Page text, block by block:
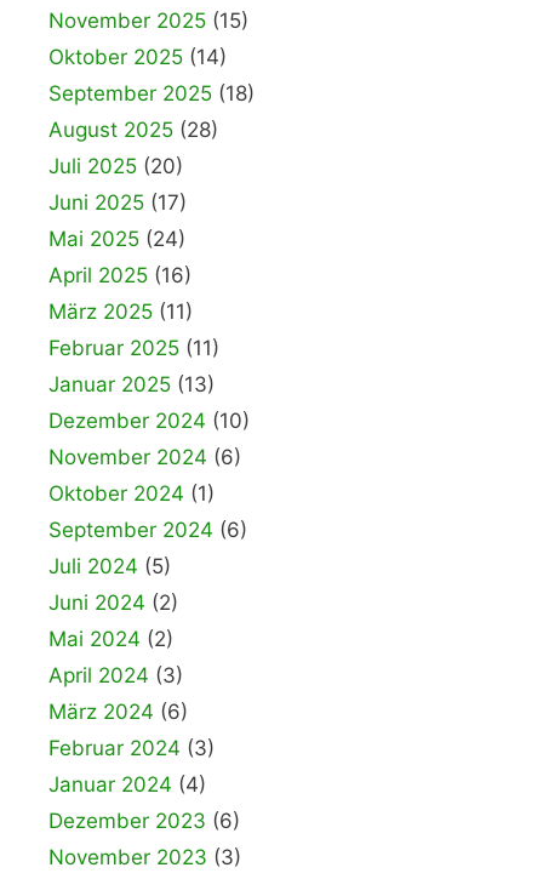
November 2025 (15)
Oktober 2025 (14)
September 2025 (18)
August 2025 (28)
Juli 2025 (20)
Juni 2025 (17)
Mai 2025 (24)
April 2025 (16)
März 2025 (11)
Februar 2025 (11)
Januar 2025 (13)
Dezember 2024 (10)
November 2024 (6)
Oktober 2024 (1)
September 2024 (6)
Juli 2024 (5)
Juni 2024 (2)
Mai 2024 (2)
April 2024 (3)
März 2024 (6)
Februar 2024 (3)
Januar 2024 (4)
Dezember 2023 (6)
November 2023 (3)